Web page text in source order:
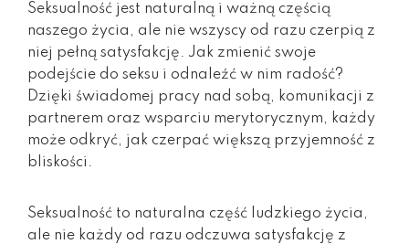
Seksualność jest naturalną i ważną częścią
naszego życia, ale nie wszyscy od razu czerpią z
niej pełną satysfakcję. Jak zmienić swoje
podejście do seksu i odnaleźć w nim radość?
Dzięki świadomej pracy nad sobą, komunikacji z
partnerem oraz wsparciu merytorycznym, każdy
może odkryć, jak czerpać większą przyjemność z
bliskości.
Seksualność to naturalna część ludzkiego życia,
ale nie każdy od razu odczuwa satysfakcję z